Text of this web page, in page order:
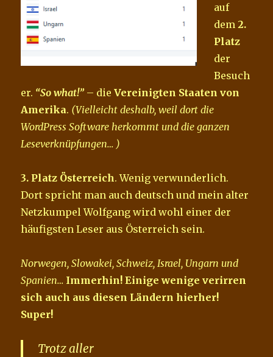
auf
dem2.
Platz
der
Besuch
er. “So what!” – dieVereinigten Staaten von
Amerika. (Vielleicht deshalb, weil dort die
WordPress Software herkommt und die ganzen
Leseverknüpfungen… )
3. Platz Österreich. Wenig verwunderlich.
Dort spricht man auch deutsch und mein alter
Netzkumpel Wolfgang wird wohl einer der
häufigsten Leser aus Österreich sein.
Norwegen, Slowakei, Schweiz, Israel, Ungarn und
Spanien… Immerhin! Einige wenige verirren
sich auch aus diesen Ländern hierher!
Super!
Trotz aller